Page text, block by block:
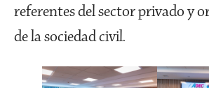
referentes del sector privado y
de la sociedad civil.